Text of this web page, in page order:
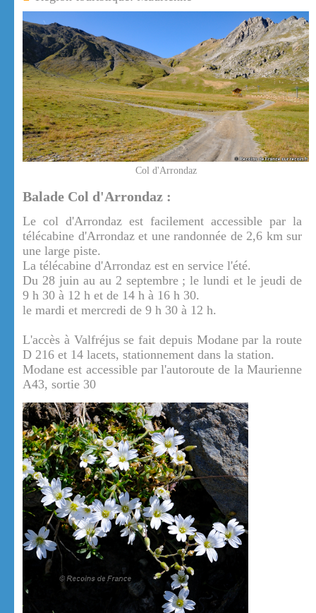
Col d'Arrondaz
Balade Col d'Arrondaz :
Le col d'Arrondaz est facilement accessible par la
télécabine d'Arrondaz et une randonnée de 2,6 km sur
une large piste.
La télécabine d'Arrondaz est en service l'été.
Du 28 juin au au 2 septembre ; le lundi et le jeudi de
9 h 30 à 12 h et de 14 h à 16 h 30.
le mardi et mercredi de 9 h 30 à 12 h.
L'accès à Valfréjus se fait depuis Modane par la route
D 216 et 14 lacets, stationnement dans la station.
Modane est accessible par l'autoroute de la Maurienne
A43, sortie 30